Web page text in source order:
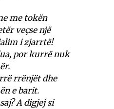
me tokën
veçse një
i zjarrtë!
por kurrë nuk
rrënjët dhe
e barit.
A digjej si